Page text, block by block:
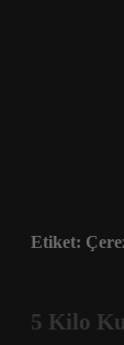
Etiket:
5 Kilo